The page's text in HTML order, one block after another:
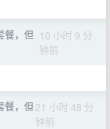
餐，但 10 小时 9 分
钟前
餐，但 21 小时 48 分
钟前